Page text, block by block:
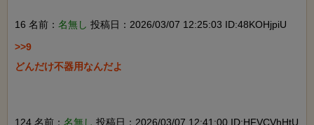
16 名前： 名無し 投稿日：2026/03/07 12:25:03 ID:48KOHjpiU
>>9
どんだけ不器用なんだよ
124 名前： 名無し 投稿日：2026/03/07 12:41:00 ID:HFVCVhHtU